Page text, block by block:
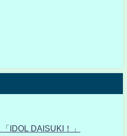
IDOL DAISUKI！」